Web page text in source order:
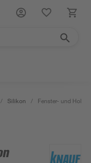
/ Silikon / Fenster- und